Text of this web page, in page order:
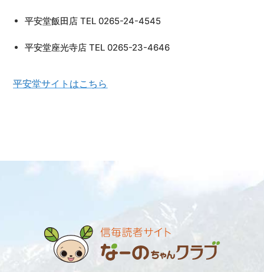
平安堂飯田店 TEL 0265-24-4545
平安堂座光寺店 TEL 0265-23-4646
平安堂サイトはこちら